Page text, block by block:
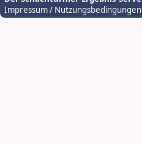
Impressum / Nutzungsbedingungen